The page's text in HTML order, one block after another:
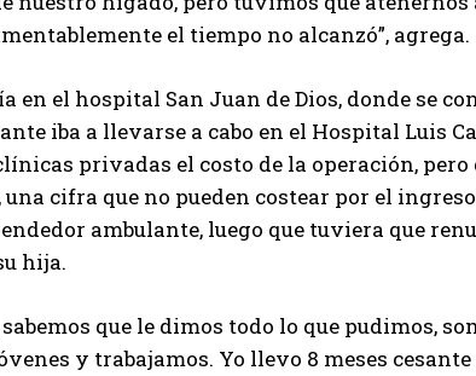
el tiempo no alcanzó”, agrega.
en el hospital San Juan de Dios, donde se
iba a llevarse a cabo en el Hospital Luis
privadas el costo de la operación, pero
una cifra que no pueden costear por el
ambulante, luego que tuviera que
hija.
que le dimos todo lo que pudimos,
y trabajamos. Yo llevo 8 meses